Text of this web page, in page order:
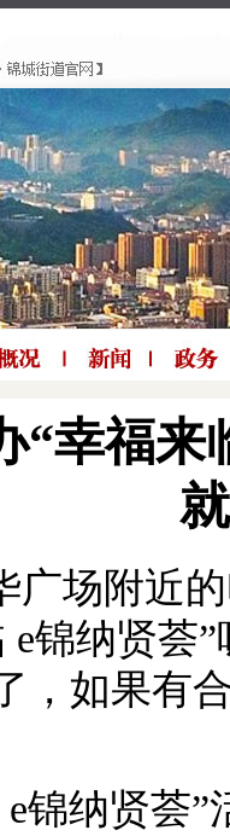
“幸福来
广场附近
e锦纳贤荟
，如果有
锦纳贤荟